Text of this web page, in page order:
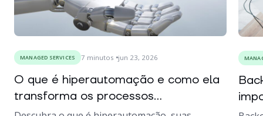
MANAGED SERVICES 7 minutos jun 23, 2026
O que é hiperautomação e como ela
transforma os processos...